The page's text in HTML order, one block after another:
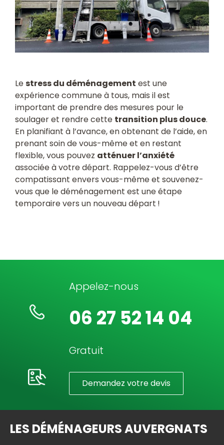
Le stress du déménagement est une
expérience commune à tous, mais il est
important de prendre des mesures pour le
soulager et rendre cette transition plus douce.
En planifiant à l’avance, en obtenant de l’aide, en
prenant soin de vous-même et en restant
flexible, vous pouvez atténuer l’anxiété
associée à votre départ. Rappelez-vous d’être
compatissant envers vous-même et souvenez-
vous que le déménagement est une étape
temporaire vers un nouveau départ !
Appelez-nous
06 27 52 14 04
Gratuit
Demandez votre devis
LES DÉMÉNAGEURS AUVERGNATS